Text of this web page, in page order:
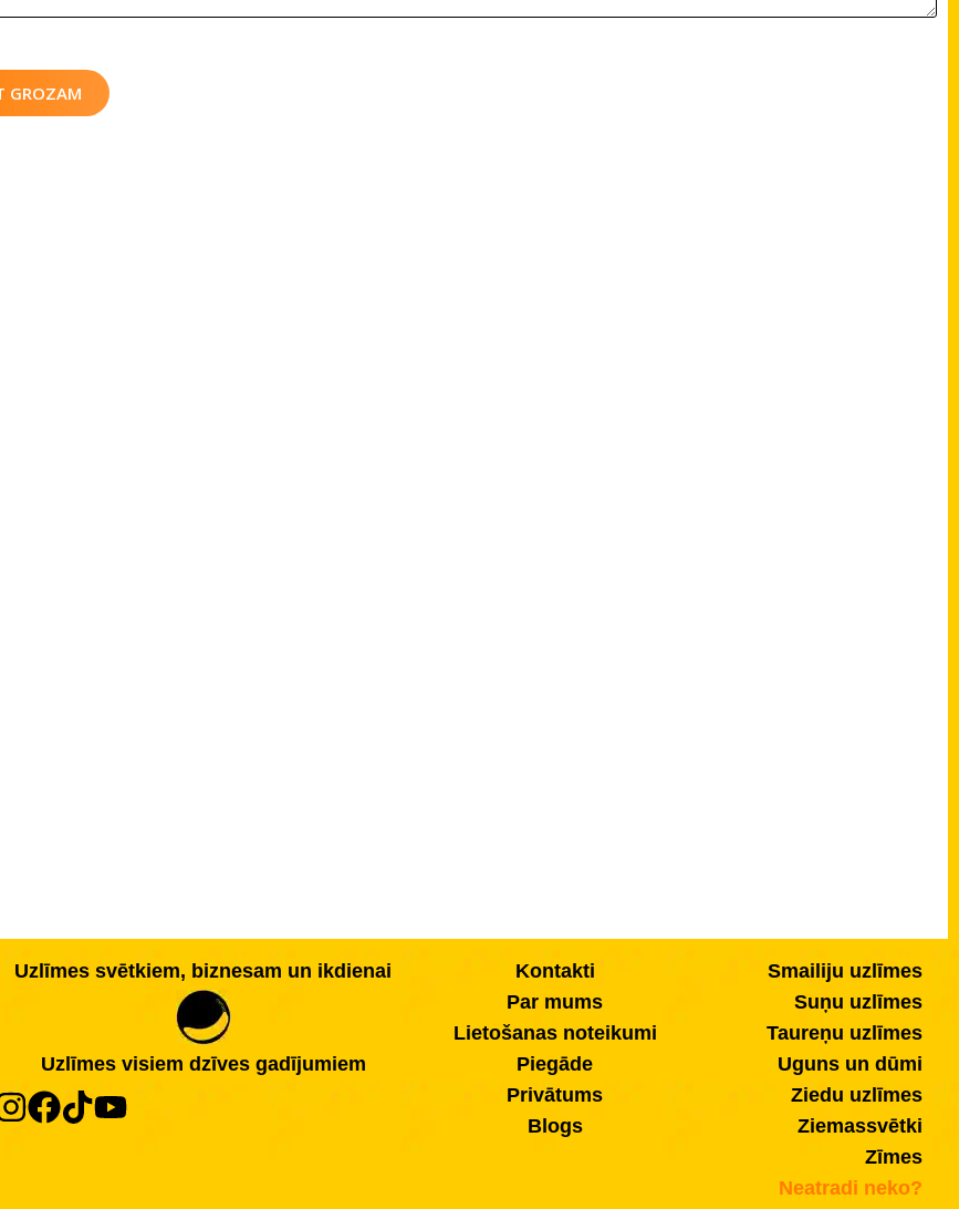
GROZAM
Uzlīmes svētkiem, biznesam un ikdienai
Uzlīmes visiem dzīves gadījumiem
Kontakti
Par mums
Lietošanas noteikumi
Piegāde
Privātums
Blogs
Smailiju uzlīmes
Suņu uzlīmes
Taureņu uzlīmes
Uguns un dūmi
Ziedu uzlīmes
Ziemassvētki
Zīmes
Neatradi neko?